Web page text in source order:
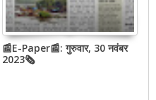
📰E-Paper📰: गुरुवार, 30 नवंबर
2023🗞